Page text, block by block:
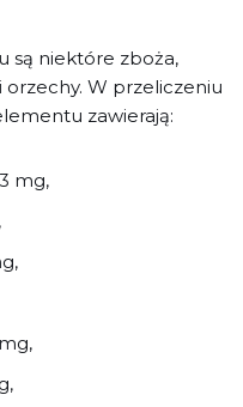
są niektóre zboża,
orzechy. W przeliczeniu
zawierają:
mg,